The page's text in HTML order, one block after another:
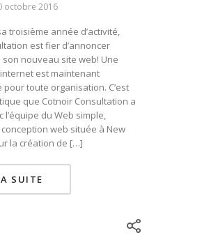
octobre 2016
troisième année d’activité,
est fier d’annoncer
son nouveau site web! Une
est maintenant
toute organisation. C’est
que Cotnoir Consultation a
l’équipe du Web simple,
web située à New
la création de […]
SUITE